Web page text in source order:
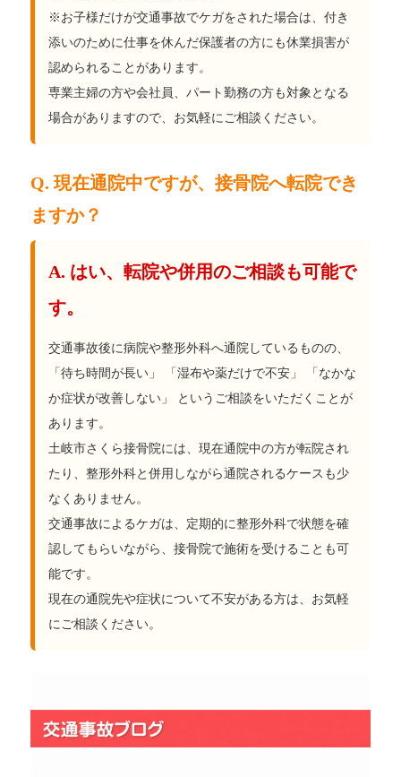
※お子様だけが交通事故でケガをされた場合は、付き
添いのために仕事を休んだ保護者の方にも休業損害が
認められることがあります。
専業主婦の方や会社員、パート勤務の方も対象となる
場合がありますので、お気軽にご相談ください。
Q. 現在通院中ですが、接骨院へ転院でき
ますか？
A. はい、転院や併用のご相談も可能で
す。
交通事故後に病院や整形外科へ通院しているものの、
「待ち時間が長い」 「湿布や薬だけで不安」 「なかな
か症状が改善しない」 というご相談をいただくことが
あります。
土岐市さくら接骨院には、現在通院中の方が転院され
たり、整形外科と併用しながら通院されるケースも少
なくありません。
交通事故によるケガは、定期的に整形外科で状態を確
認してもらいながら、接骨院で施術を受けることも可
能です。
現在の通院先や症状について不安がある方は、お気軽
にご相談ください。